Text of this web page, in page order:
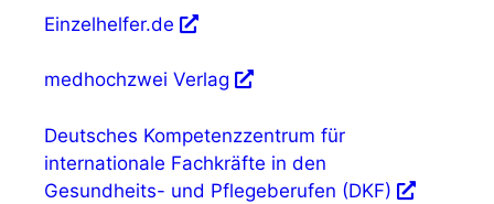
Einzelhelfer.de
medhochzwei Verlag
Deutsches Kompetenzzentrum für
internationale Fachkräfte in den
Gesundheits- und Pflegeberufen (DKF)